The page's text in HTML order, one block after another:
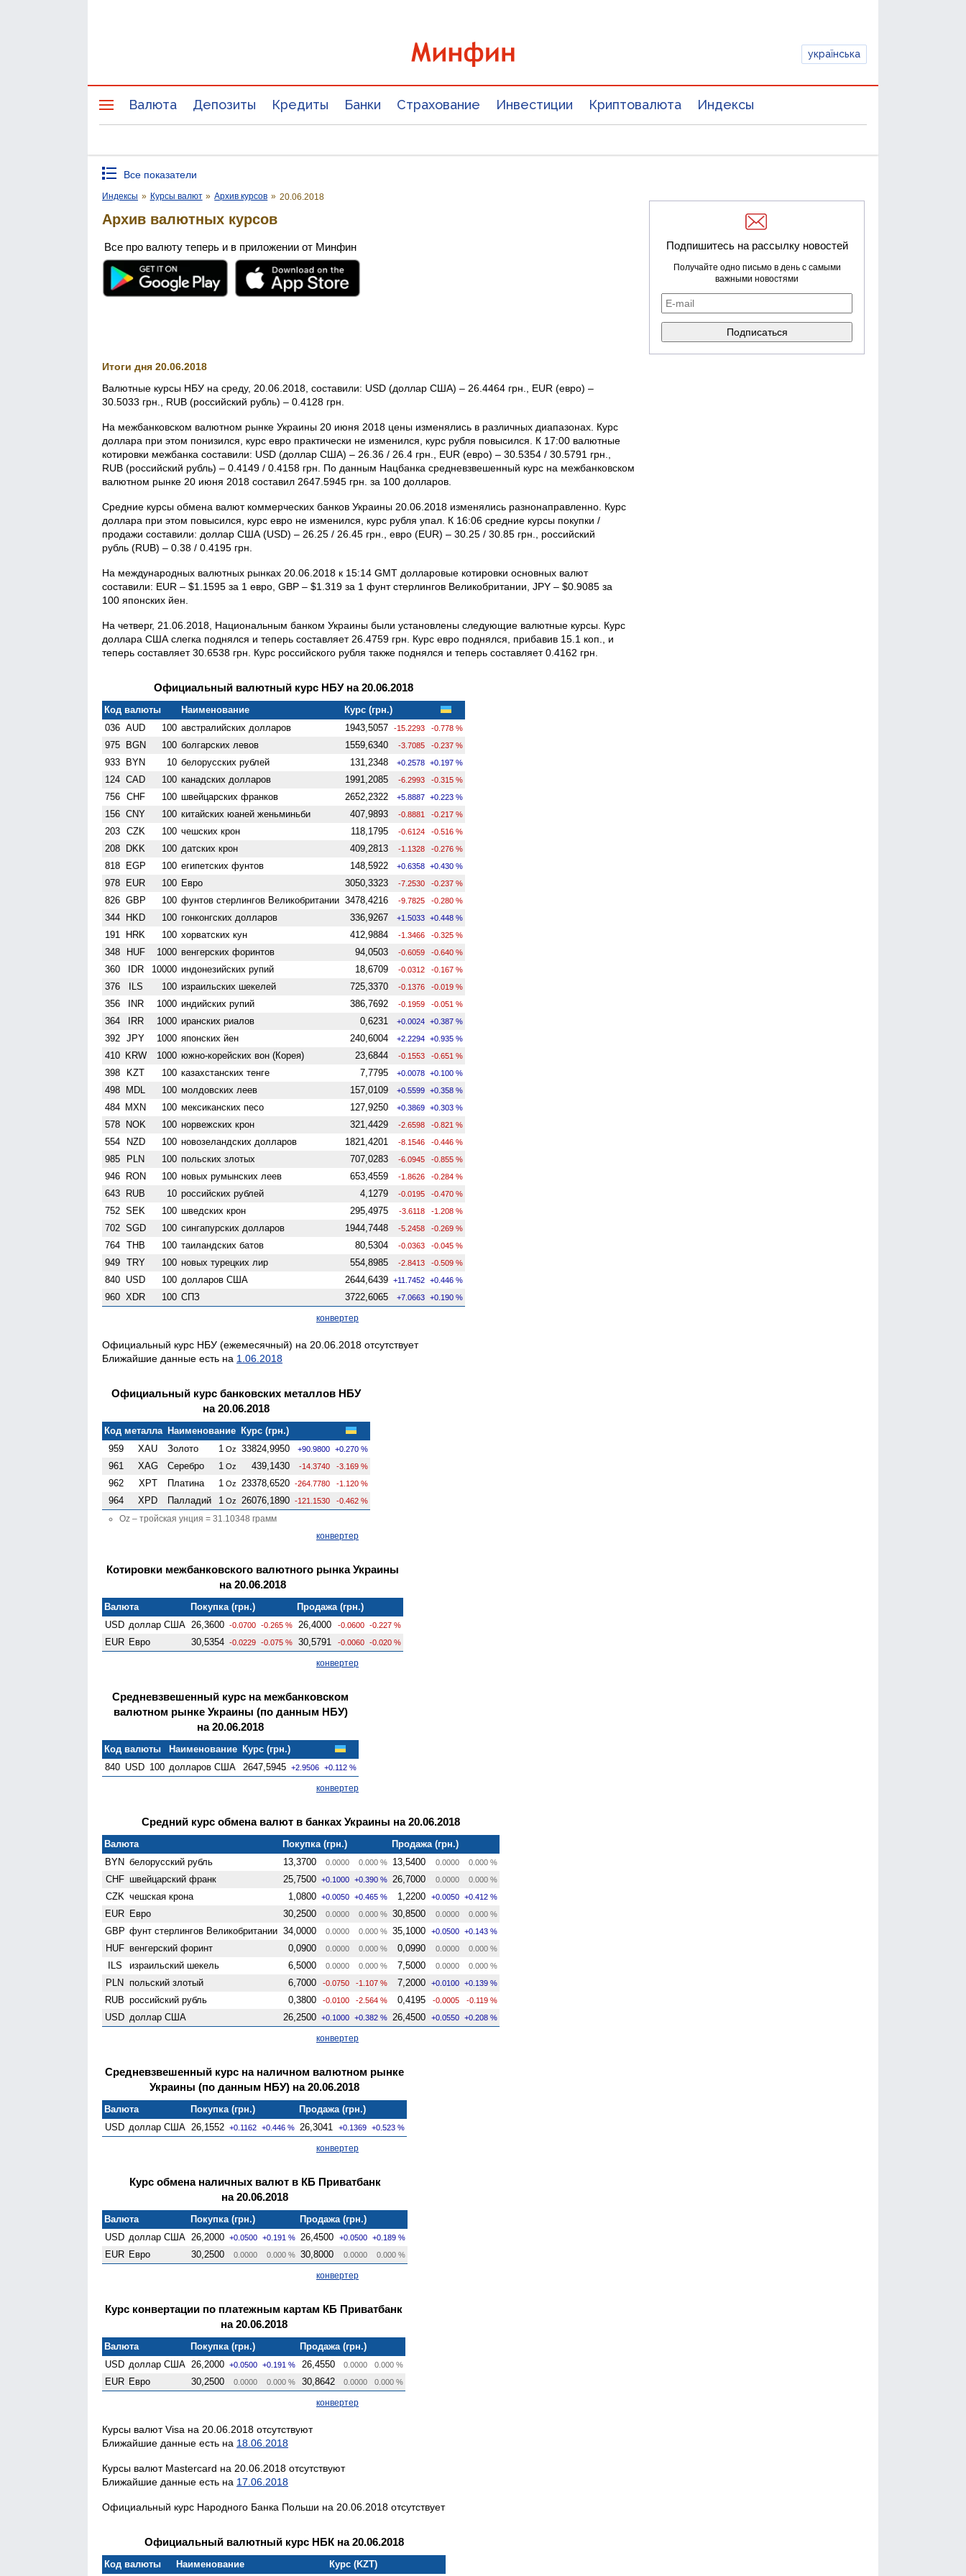
українська
Валюта Депозиты Кредиты Банки Страхование Инвестиции Криптовалюта Индексы
Все показатели
Индексы » Курсы валют » Архив курсов » 20.06.2018
Архив валютных курсов
Все про валюту теперь и в приложении от Минфин
Итоги дня 20.06.2018
Валютные курсы НБУ на среду, 20.06.2018, составили: USD (доллар США) – 26.4464 грн., EUR (евро) –
30.5033 грн., RUB (российский рубль) – 0.4128 грн.
На межбанковском валютном рынке Украины 20 июня 2018 цены изменялись в различных диапазонах. Курс
доллара при этом понизился, курс евро практически не изменился, курс рубля повысился. К 17:00 валютные
котировки межбанка составили: USD (доллар США) – 26.36 / 26.4 грн., EUR (евро) – 30.5354 / 30.5791 грн.,
RUB (российский рубль) – 0.4149 / 0.4158 грн. По данным Нацбанка средневзвешенный курс на межбанковском
валютном рынке 20 июня 2018 составил 2647.5945 грн. за 100 долларов.
Средние курсы обмена валют коммерческих банков Украины 20.06.2018 изменялись разнонаправленно. Курс
доллара при этом повысился, курс евро не изменился, курс рубля упал. К 16:06 средние курсы покупки /
продажи составили: доллар США (USD) – 26.25 / 26.45 грн., евро (EUR) – 30.25 / 30.85 грн., российский
рубль (RUB) – 0.38 / 0.4195 грн.
На международных валютных рынках 20.06.2018 к 15:14 GMT долларовые котировки основных валют
составили: EUR – $1.1595 за 1 евро, GBP – $1.319 за 1 фунт стерлингов Великобритании, JPY – $0.9085 за
100 японских йен.
На четверг, 21.06.2018, Национальным банком Украины были установлены следующие валютные курсы. Курс
доллара США слегка поднялся и теперь составляет 26.4759 грн. Курс евро поднялся, прибавив 15.1 коп., и
теперь составляет 30.6538 грн. Курс российского рубля также поднялся и теперь составляет 0.4162 грн.
Официальный валютный курс НБУ на 20.06.2018
Код валюты Наименование
Курс (грн.)
036 AUD 100 австралийских долларов 1943,5057 -15.2293 -0.778 %
975 BGN 100 болгарских левов 1559,6340 -3.7085 -0.237 %
933 BYN 10 белорусских рублей 131,2348 +0.2578 +0.197 %
124 CAD 100 канадских долларов 1991,2085 -6.2993 -0.315 %
756 CHF 100 швейцарских франков 2652,2322 +5.8887 +0.223 %
156 CNY 100 китайских юаней женьминьби 407,9893 -0.8881 -0.217 %
203 CZK 100 чешских крон 118,1795 -0.6124 -0.516 %
208 DKK 100 датских крон 409,2813 -1.1328 -0.276 %
818 EGP 100 египетских фунтов 148,5922 +0.6358 +0.430 %
978 EUR 100 Евро 3050,3323 -7.2530 -0.237 %
826 GBP 100 фунтов стерлингов Велико­британии 3478,4216 -9.7825 -0.280 %
344 HKD 100 гонконгских долларов 336,9267 +1.5033 +0.448 %
191 HRK 100 хорватских кун 412,9884 -1.3466 -0.325 %
348 HUF 1000 венгерских форинтов 94,0503 -0.6059 -0.640 %
360 IDR 10000 индонезийских рупий 18,6709 -0.0312 -0.167 %
376 ILS 100 израильских шекелей 725,3370 -0.1376 -0.019 %
356 INR 1000 индийских рупий 386,7692 -0.1959 -0.051 %
364 IRR 1000 иранских риалов 0,6231 +0.0024 +0.387 %
392 JPY 1000 японских йен 240,6004 +2.2294 +0.935 %
410 KRW 1000 южно-корейских вон (Корея) 23,6844 -0.1553 -0.651 %
398 KZT 100 казахстанских тенге 7,7795 +0.0078 +0.100 %
498 MDL 100 молдовских леев 157,0109 +0.5599 +0.358 %
484 MXN 100 мексиканских песо 127,9250 +0.3869 +0.303 %
578 NOK 100 норвежских крон 321,4429 -2.6598 -0.821 %
554 NZD 100 ново­зеландских долларов 1821,4201 -8.1546 -0.446 %
985 PLN 100 польских злотых 707,0283 -6.0945 -0.855 %
946 RON 100 новых румынских леев 653,4559 -1.8626 -0.284 %
643 RUB 10 российских рублей 4,1279 -0.0195 -0.470 %
752 SEK 100 шведских крон 295,4975 -3.6118 -1.208 %
702 SGD 100 сингапурских долларов 1944,7448 -5.2458 -0.269 %
764 THB 100 таиландских батов 80,5304 -0.0363 -0.045 %
949 TRY 100 новых турецких лир 554,8985 -2.8413 -0.509 %
840 USD 100 долларов США 2644,6439 +11.7452 +0.446 %
960 XDR 100 СПЗ 3722,6065 +7.0663 +0.190 %
конвертер
Официальный курс НБУ (ежемесячный) на 20.06.2018 отсутствует
Ближайшие данные есть на 1.06.2018
Официальный курс банковских металлов НБУ
на 20.06.2018
Код металла Наименование Курс (грн.)
959
XAU Золото 1 Oz 33824,9950 +90.9800 +0.270 %
961 XAG Серебро 1 Oz 439,1430 -14.3740 -3.169 %
962 XPT Платина 1 Oz 23378,6520 -264.7780 -1.120 %
964 XPD Палладий 1 Oz 26076,1890 -121.1530 -0.462 %
Oz – тройская унция = 31.10348 грамм
конвертер
Котировки межбанковского валютного рынка Украины
на 20.06.2018
Валюта Покупка (грн.)
Продажа (грн.)
USD доллар США 26,3600 -0.0700 -0.265 % 26,4000 -0.0600 -0.227 %
EUR Евро 30,5354 -0.0229 -0.075 % 30,5791 -0.0060 -0.020 %
конвертер
Средневзвешенный курс на межбанковском
валютном рынке Украины (по данным НБУ)
на 20.06.2018
Код валюты Наименование Курс (грн.)
840 USD 100 долларов США 2647,5945 +2.9506 +0.112 %
конвертер
Средний курс обмена валют в банках Украины на 20.06.2018
Валюта Покупка (грн.)
Продажа (грн.)
BYN белорусский рубль 13,3700 0.0000 0.000 % 13,5400 0.0000 0.000 %
CHF швейцарский франк 25,7500 +0.1000 +0.390 % 26,7000 0.0000 0.000 %
CZK чешская крона 1,0800 +0.0050 +0.465 % 1,2200 +0.0050 +0.412 %
EUR Евро 30,2500 0.0000 0.000 % 30,8500 0.0000 0.000 %
GBP фунт стерлингов Велико­британии 34,0000 0.0000 0.000 % 35,1000 +0.0500 +0.143 %
HUF венгерский форинт 0,0900 0.0000 0.000 % 0,0990 0.0000 0.000 %
ILS израильский шекель 6,5000 0.0000 0.000 % 7,5000 0.0000 0.000 %
PLN польский злотый 6,7000 -0.0750 -1.107 % 7,2000 +0.0100 +0.139 %
RUB российский рубль 0,3800 -0.0100 -2.564 % 0,4195 -0.0005 -0.119 %
USD доллар США 26,2500 +0.1000 +0.382 % 26,4500 +0.0550 +0.208 %
конвертер
Средневзвешенный курс на наличном валютном рынке
Украины (по данным НБУ) на 20.06.2018
Валюта Покупка (грн.)
Продажа (грн.)
USD доллар США 26,1552 +0.1162 +0.446 % 26,3041 +0.1369 +0.523 %
конвертер
Курс обмена наличных валют в КБ Приватбанк
на 20.06.2018
Валюта Покупка (грн.)
Продажа (грн.)
USD доллар США 26,2000 +0.0500 +0.191 % 26,4500 +0.0500 +0.189 %
EUR Евро 30,2500 0.0000 0.000 % 30,8000 0.0000 0.000 %
конвертер
Курс конвертации по платежным картам КБ Приватбанк
на 20.06.2018
Валюта Покупка (грн.)
Продажа (грн.)
USD доллар США 26,2000 +0.0500 +0.191 % 26,4550 0.0000 0.000 %
EUR Евро 30,2500 0.0000 0.000 % 30,8642 0.0000 0.000 %
конвертер
Курсы валют Visa на 20.06.2018 отсутствуют
Ближайшие данные есть на 18.06.2018
Курсы валют Mastercard на 20.06.2018 отсутствуют
Ближайшие данные есть на 17.06.2018
Официальный курс Народного Банка Польши на 20.06.2018 отсутствует
Официальный валютный курс НБК на 20.06.2018
Код валюты Наименование Курс (KZT)
Подпишитесь на рассылку новостей
Получайте одно письмо в день с самыми
важными новостями